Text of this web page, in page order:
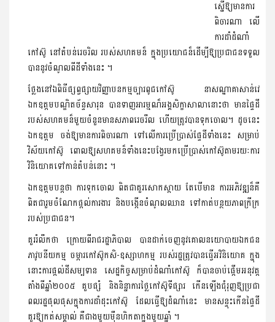
ស្នើ​ឱ្យមាន​ការ
ពិចារណា​ លើ​
ការដាំ​ដំណាំ​
កៅស៊ូ​ នៅ​តំបន់​រេច​រិល ​របស់​សហគម​ន៏​ ក្នុង​ប្រ​យោ​ជ​ន៏​ដើម្បីឱ្យ​ប្រជាជន​ទទួល
បាន​នូវ​ចំណូល​ពី​ដី​ទាំងនេះ ។
ថ្លែង​នៅឯ​ពិធី​ផ្សព្វផ្សាយ​វិ​ញ្ញាប​នក​ម្ម​ច្បារ​ពូជ​កៅស៊ូ​ ​នា​សណ្ឋាគា​សាន់វេ
ឯកឧត្ដម​បណ្ឌិត​ច័ន្ទ​សារុន ​បាន​ទាញ​អារ​ម្ម​ណ៏​អង្គសិក្ខាសាលា​នោះ​ថា មាន​ផ្ទៃដី​
របស់​សហគម​ន៏​មួយចំនួន​មាន​សភាព​រេចរឹល​ ហើយ​ត្រូវបាន​ទុកចោល។ ដូចនេះ​
ឯកឧត្ដម ​ចង់ឱ្យមាន​ការពិចារណា ​ទៅលើ​ការប្រើប្រាស់​ផ្ទែ​ដី​ទាំងនេះ​ សម្រាប់​
វិស័យ​កៅស៊ូ ពោល​ឱ្យ​សហគម​ន៏​ទាំងនេះ​បង្វែរ​មកប្រើប្រាស់​កៅស៊ូ​តាមរយៈ​ការ
វិនិយោគ​ទៅកាន់​តំបន់​នោះ ។
ឯកឧត្ដម​បន្ដថា ​ការ​ទុកចោល ​ពិតជា​គួរ​សោកស្ដាយ ​តែបើ​មាន ការអភិវឌ្ឍ​ន៏​គឺ​
ពិតជា​រួមចំណែក​ផ្ដល់​ការងារ និង​បង្កើន​ចំណូល​ឈាន ទៅ​កាត់បន្ថយ​ភាពក្រីក្រ​
របស់​ប្រជាជន។
គួររំលឹកថា ក្រោយពី​រាជរដ្ឋាភិបាល ​បានដាក់​ចេញ​នូវ​គោលនយោបាយ​ឯកជន​
ភាវូបនីយកម្ម ​ចម្ការកៅស៊ូ​ក​សិ-ឧស្សាហកម្ម ​របស់​រដ្ឋ​ត្រូវបានធ្វើ​អ​វិនិយោគ​ ក្នុង
នោះ​ការផ្ដល់​ដី​សម្បទាន សេដ្ឋកិច្ច​សម្រាប់​ដំណាំ​កៅស៊ូ​ ក៏បាន​ចាប់ផ្ដើម​អនុវត្ដ​
តាំងពី​ឆ្នាំ២០០៥ គួបផ្សំ​ និង​និន្នាការ​ថ្លៃ​កៅស៊ូ​ទីផ្សារ​ កើនឡើង​ជុំ​រុញឱ្យ​ប្រជា
ពលរដ្ឋ​ផុលផុស​ក្នុង​ការដាំដុះ​កៅស៊ូ ដែល​ធ្វើឱ្យ​ដំណាំ​នេះ​ មាន​សន្ទុះ​កើន​ផ្ទៃដី​
គួរឱ្យកត់សម្គាល់ គឺ​ជាង​មួយ​ម៉ឺន​ហិកតា​ក្នុង​មួយឆ្នាំ ។